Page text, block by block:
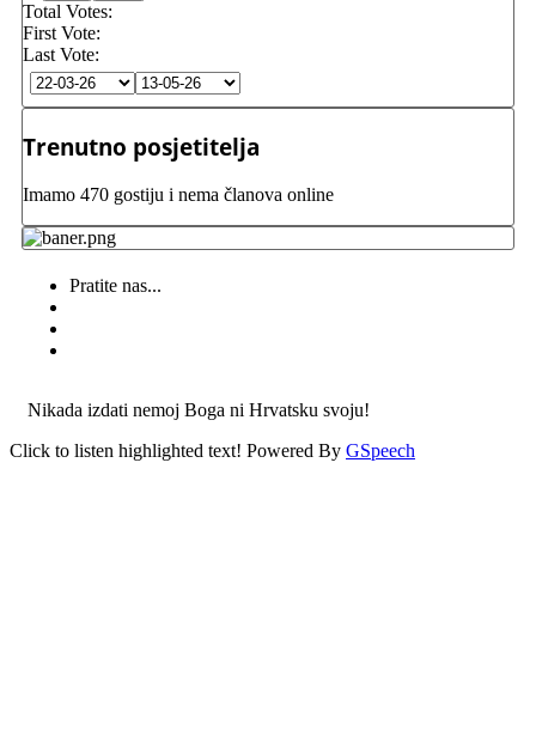
Total Votes:
First Vote:
Last Vote:
Trenutno posjetitelja
Imamo 470 gostiju i nema članova online
Pratite nas...
Nikada izdati nemoj Boga ni Hrvatsku svoju!
Click to listen highlighted text! Powered By GSpeech